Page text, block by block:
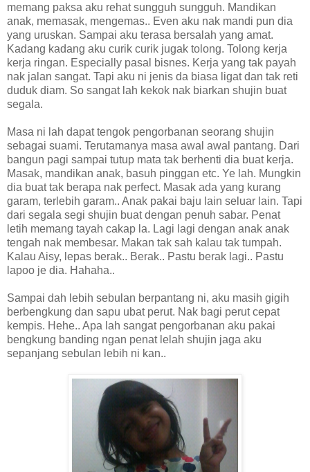
memang paksa aku rehat sungguh sungguh. Mandikan
anak, memasak, mengemas.. Even aku nak mandi pun dia
yang uruskan. Sampai aku terasa bersalah yang amat.
Kadang kadang aku curik curik jugak tolong. Tolong kerja
kerja ringan. Especially pasal bisnes. Kerja yang tak payah
nak jalan sangat. Tapi aku ni jenis da biasa ligat dan tak reti
duduk diam. So sangat lah kekok nak biarkan shujin buat
segala.
Masa ni lah dapat tengok pengorbanan seorang shujin
sebagai suami. Terutamanya masa awal awal pantang. Dari
bangun pagi sampai tutup mata tak berhenti dia buat kerja.
Masak, mandikan anak, basuh pinggan etc. Ye lah. Mungkin
dia buat tak berapa nak perfect. Masak ada yang kurang
garam, terlebih garam.. Anak pakai baju lain seluar lain. Tapi
dari segala segi shujin buat dengan penuh sabar. Penat
letih memang tayah cakap la. Lagi lagi dengan anak anak
tengah nak membesar. Makan tak sah kalau tak tumpah.
Kalau Aisy, lepas berak.. Berak.. Pastu berak lagi.. Pastu
lapoo je dia. Hahaha..
Sampai dah lebih sebulan berpantang ni, aku masih gigih
berbengkung dan sapu ubat perut. Nak bagi perut cepat
kempis. Hehe.. Apa lah sangat pengorbanan aku pakai
bengkung banding ngan penat lelah shujin jaga aku
sepanjang sebulan lebih ni kan..